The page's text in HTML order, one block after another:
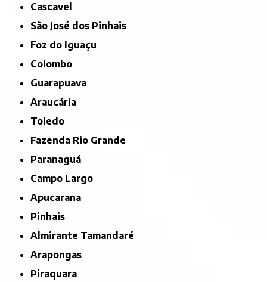
Cascavel
São José dos Pinhais
Foz do Iguaçu
Colombo
Guarapuava
Araucária
Toledo
Fazenda Rio Grande
Paranaguá
Campo Largo
Apucarana
Pinhais
Almirante Tamandaré
Arapongas
Piraquara